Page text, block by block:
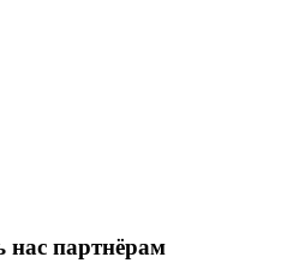
нас партнёрам